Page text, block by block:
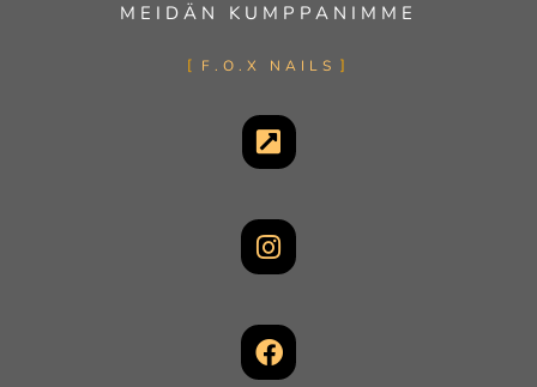
MEIDÄN KUMPPANIMME
F.O.X NAILS